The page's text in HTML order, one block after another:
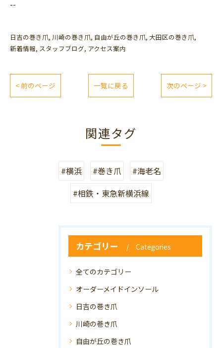
--
日吉の巻き爪 川崎の巻き爪 自由が丘の巻き爪 大田区の巻き爪
新着情報 スタッフブログ アクセス案内
< 前のページ 一覧に戻る 次のページ >
関連タグ
#横浜 #巻き爪
#海老名
#相鉄・東急新横浜線
カテゴリー Categories
全てのカテゴリー
オーダーメイドインソール
日吉の巻き爪
川崎の巻き爪
自由が丘の巻き爪